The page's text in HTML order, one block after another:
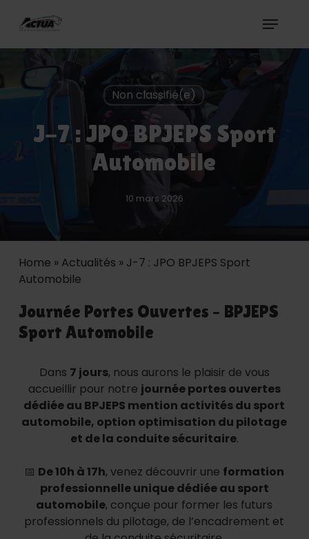
Menu
Non classifié(e)
J-7 : JPO BPJEPS Sport
Automobile
10 mars 2026
Home » Actualités » J-7 : JPO BPJEPS Sport
Automobile
Journée Portes Ouvertes – BPJEPS
Sport Automobile
Dans 7 jours, nous aurons le plaisir de vous
accueillir pour notre journée portes ouvertes
dédiée au BPJEPS mention activités du sport
automobile, option optimisation du pilotage
et de la conduite sécuritaire.
📅 De 10h à 17h, venez découvrir une formation
professionnelle unique dédiée au sport
automobile, conçue pour former les futurs
professionnels du pilotage, de l’encadrement et